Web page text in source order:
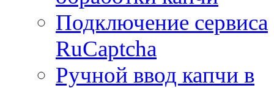
Подключение сервиса
RuCaptcha
Ручной ввод капчи в